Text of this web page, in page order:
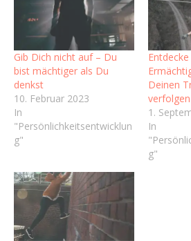
Gib Dich nicht auf – Du
bist mächtiger als Du
denkst
10. Februar 2023
In
"Persönlichkeitsentwicklun
g"
Deinen
verfolgen
1.
In
g"